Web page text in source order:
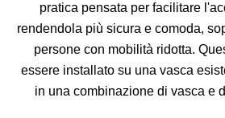
pratica pensata per facilitare
rendendola più sicura e comoda,
persone con mobilità ridotta.
essere installato su una vasca
in una combinazione di vasca e